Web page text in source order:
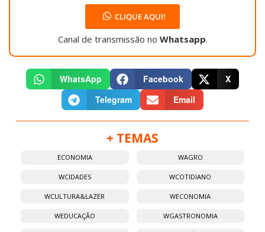
CLIQUE AQUI!
Canal de transmissão no Whatsapp.
WhatsApp Facebook
X
Telegram
Email
+ TEMAS
ECONOMIA WAGRO
WCIDADES WCOTIDIANO
WCULTURA&LAZER WECONOMIA
WEDUCAÇÃO WGASTRONOMIA